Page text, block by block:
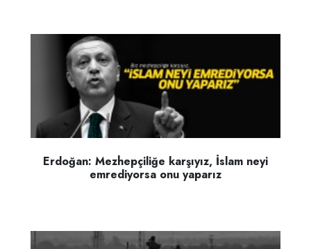
Erdoğan: Mezhepçiliğe karşıyız, İslam neyi
emrediyorsa onu yaparız